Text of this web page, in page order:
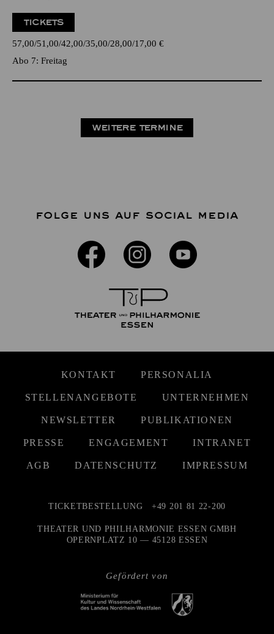
TICKETS
57,00 51,00 42,00 35,00 28,00 17,00 €
Abo 7: Freitag
WEITERE TERMINE
FOLGE UNS AUF SOCIAL MEDIA
KONTAKT PERSONALIA
STELLENANGEBOTE UNTERNEHMEN
NEWSLETTER PUBLIKATIONEN
PRESSE ENGAGEMENT INTRANET
AGB DATENSCHUTZ IMPRESSUM
Gefördert von
TICKETBESTELLUNG +49 201 81 22-200
THEATER UND PHILHARMONIE ESSEN GMBH
OPERNPLATZ 10 — 45128 ESSEN